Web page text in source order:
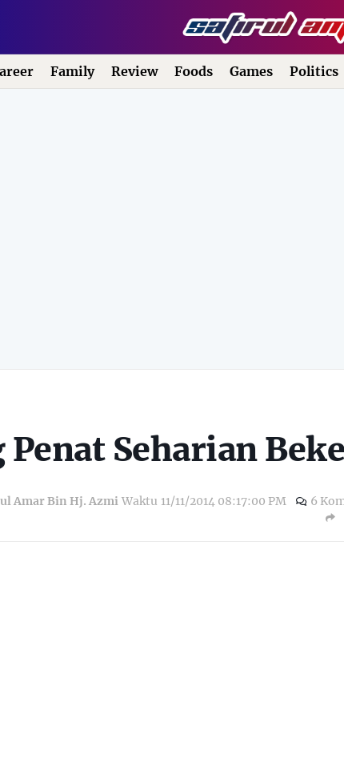
Family Review Foods Games Politics
Seharian
Amar Bin Hj. Azmi Waktu 11/11/2014 08:17:00 PM 6